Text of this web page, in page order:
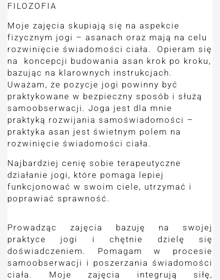
FILOZOFIA
Moje zajęcia skupiają się na aspekcie
fizycznym jogi – asanach oraz mają na celu
rozwinięcie świadomości ciała. Opieram się
na koncepcji budowania asan krok po kroku,
bazując na klarownych instrukcjach.
Uważam, że pozycje jogi powinny być
praktykowane w bezpieczny sposób i służą
samoobserwacji. Joga jest dla mnie
praktyką rozwijania samoświadomości –
praktyka asan jest świetnym polem na
rozwinięcie świadomości ciała.
Najbardziej cenię sobie terapeutyczne
działanie jogi, które pomaga lepiej
funkcjonować w swoim ciele, utrzymać i
poprawiać sprawność.
Prowadząc zajęcia bazuję na swojej
praktyce jogi i chętnie dzielę się
doświadczeniem. Pomagam w procesie
samoobserwacji i poszerzania świadomości
ciała. Moje zajęcia integrują siłę,